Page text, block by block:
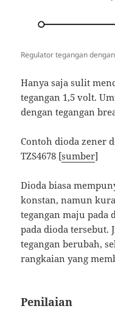
Regulator tegangan
Hanya saja sulit
tegangan 1,5 volt.
dengan tegangan
Contoh dioda zener
TZS4678 [sumber]
Dioda biasa
konstan, namun
tegangan maju pada
pada dioda tersebut.
tegangan berubah,
rangkaian yang
Penilaian